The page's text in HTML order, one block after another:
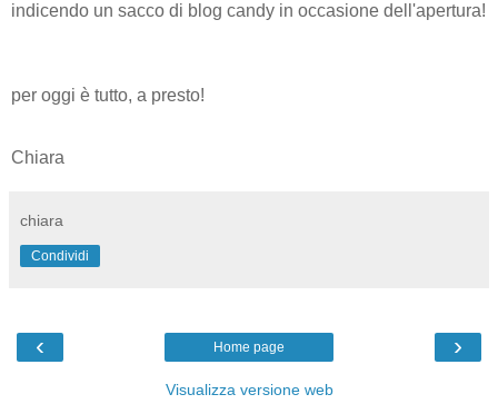
indicendo un sacco di blog candy in occasione dell'apertura!
per oggi è tutto, a presto!
Chiara
chiara
Condividi
‹ ›
Home page
Visualizza versione web